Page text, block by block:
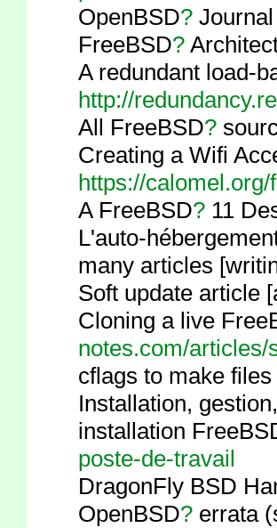
OpenBSD?
FreeBSD?
A redundant load-
http://
All FreeBSD?
Creating a Wifi
https://
A FreeBSD? 11
L'auto-
many articles
Soft update article
Cloning a live
notes.com/
cflags to make
Installation,
installation
poste-de-travail
DragonFly BSD
OpenBSD? errata